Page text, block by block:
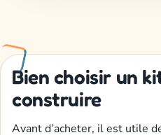
Bien choisir un
construire
Avant d’acheter, il est utile